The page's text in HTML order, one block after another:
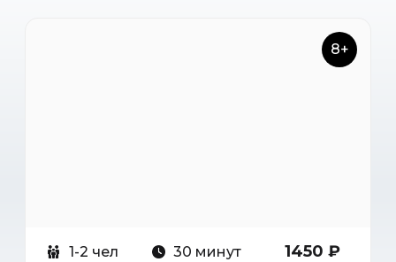
8+
1-2 чел 30 минут 1450 ₽